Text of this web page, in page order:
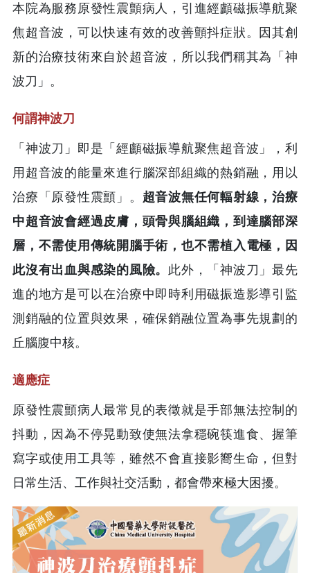
本院為服務原發性震顫病人，引進經顱磁振導航聚
焦超音波，可以快速有效的改善顫抖症狀。因其創
新的治療技術來自於超音波，所以我們稱其為「神
波刀」。
何謂神波刀
「神波刀」即是「經顱磁振導航聚焦超音波」，利
用超音波的能量來進行腦深部組織的熱銷融，用以
治療「原發性震顫」。 超音波無任何輻射線，治療
中超音波會經過皮膚，頭骨與腦組織，到達腦部深
層，不需使用傳統開腦手術，也不需植入電極，因
此沒有出血與感染的風險。 此外，「神波刀」最先
進的地方是可以在治療中即時利用磁振造影導引監
測銷融的位置與效果，確保銷融位置為事先規劃的
丘腦腹中核。
適應症
原發性震顫病人最常見的表徵就是手部無法控制的
抖動，因為不停晃動致使無法拿穩碗筷進食、握筆
寫字或使用工具等，雖然不會直接影嚮生命，但對
日常生活、工作與社交活動，都會帶來極大困擾。